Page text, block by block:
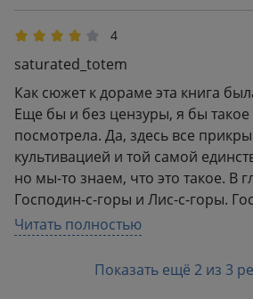
4
saturated_totem
Как сюжет к дораме эта книга
Еще бы и без цензуры, я бы такое
посмотрела. Да, здесь все
культивацией и той самой
но мы-то знаем, что это такое. В
Господин-с-горы и Лис-с-горы.
становится жертвой чужой
чтобы переродиться, но теперь он
облезлой лисой. Его подбирает
принимает в свою лисью
Читать полностью
Показать ещё 2 из 3